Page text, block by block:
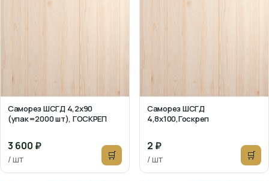
Саморез ШСГД 4,2х90
(упак=2000 шт), ГОСКРЕП
3 600 ₽
/ шт 🛒
Саморез ШСГД
4,8х100,Госкреп
2 ₽
/ шт 🛒